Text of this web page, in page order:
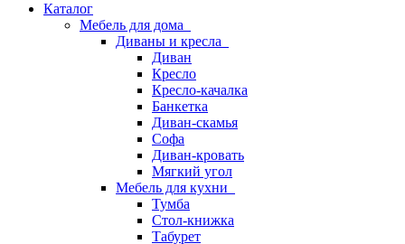
Каталог
Мебель для дома
Диваны и кресла
Диван
Кресло
Кресло-качалка
Банкетка
Диван-скамья
Софа
Диван-кровать
Мягкий угол
Мебель для кухни
Тумба
Стол-книжка
Табурет